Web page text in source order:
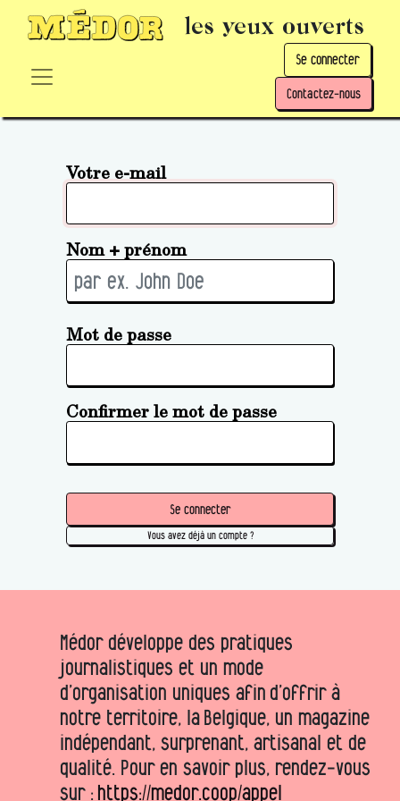
les yeux ouverts
Se connecter
Contactez-nous
Votre e-mail
Nom + prénom
Mot de passe
Confirmer le mot de passe
Se connecter
Vous avez déjà un compte ?
Médor développe des pratiques
journalistiques et un mode
d’organisation uniques afin d’offrir à
notre territoire, la Belgique, un magazine
indépendant, surprenant, artisanal et de
qualité. Pour en savoir plus, rendez-vous
sur : https://medor.coop/appel